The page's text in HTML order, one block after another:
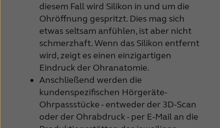
diesem Fall wird Silikon in und um die
Ohröffnung gespritzt. Dies mag sich
etwas seltsam anfühlen, ist aber nicht
schmerzhaft. Wenn das Silikon entfernt
wird, zeigt es einen einzigartigen
Eindruck der Ohranatomie.
Anschließend werden die
kundenspezifischen Hörgeräte-
Ohrpassstücke - entweder der 3D-Scan
oder der Ohrabdruck - per E-Mail an die